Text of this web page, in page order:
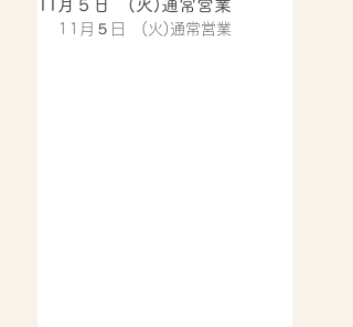
11月５日 (火)通常営業
11月５日　(火)通常営業